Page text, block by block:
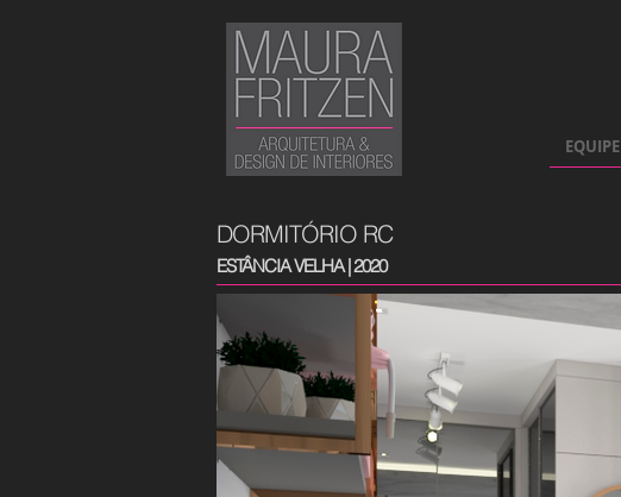
EQUIPE
DORMITÓRIO RC
ESTÂNCIA VELHA | 2020